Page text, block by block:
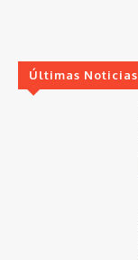
Últimas Noticias